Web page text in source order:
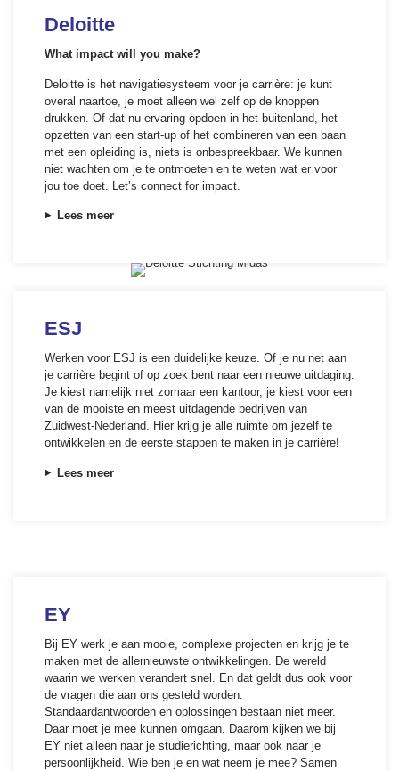
Deloitte
What impact will you make?
Deloitte is het navigatiesysteem voor je carrière: je kunt
overal naartoe, je moet alleen wel zelf op de knoppen
drukken. Of dat nu ervaring opdoen in het buitenland, het
opzetten van een start-up of het combineren van een baan
met een opleiding is, niets is onbespreekbaar. We kunnen
niet wachten om je te ontmoeten en te weten wat er voor
jou toe doet. Let’s connect for impact.
Lees meer
ESJ
Werken voor ESJ is een duidelijke keuze. Of je nu net aan
je carrière begint of op zoek bent naar een nieuwe uitdaging.
Je kiest namelijk niet zomaar een kantoor, je kiest voor een
van de mooiste en meest uitdagende bedrijven van
Zuidwest-Nederland. Hier krijg je alle ruimte om jezelf te
ontwikkelen en de eerste stappen te maken in je carrière!
Lees meer
EY
Bij EY werk je aan mooie, complexe projecten en krijg je te
maken met de allernieuwste ontwikkelingen. De wereld
waarin we werken verandert snel. En dat geldt dus ook voor
de vragen die aan ons gesteld worden.
Standaardantwoorden en oplossingen bestaan niet meer.
Daar moet je mee kunnen omgaan. Daarom kijken we bij
EY niet alleen naar je studierichting, maar ook naar je
persoonlijkheid. Wie ben je en wat neem je mee? Samen